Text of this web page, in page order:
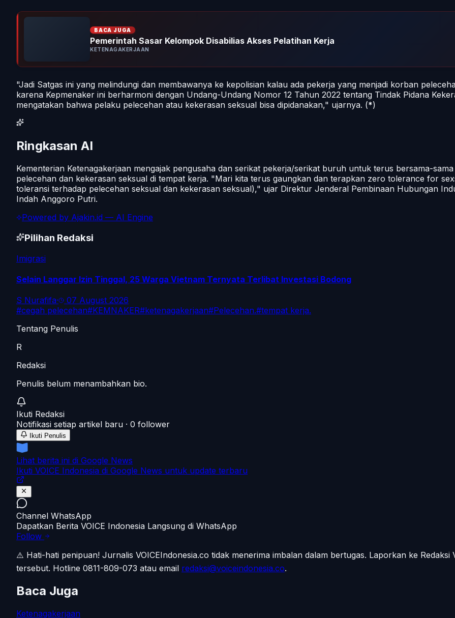
BACA JUGA
Pemerintah Sasar Kelompok Disabilias Akses Pelatihan Kerja
KETENAGAKERJAAN
"Jadi Satgas ini yang melindungi dan membawanya ke kepolisian kalau ada pekerja yang menjadi korban
karena Kepmenaker ini berharmoni dengan Undang-Undang Nomor 12 Tahun 2022 tentang Tindak Pidana
mengatakan bahwa pelaku pelecehan atau kekerasan seksual bisa dipidanakan," ujarnya. (*)
Ringkasan AI
Kementerian Ketenagakerjaan mengajak pengusaha dan serikat pekerja/serikat buruh untuk terus bersama-
pelecehan dan kekerasan seksual di tempat kerja. "Mari kita terus gaungkan dan terapkan zero tolerance for
toleransi terhadap pelecehan seksual dan kekerasan seksual)," ujar Direktur Jenderal Pembinaan Hubungan
Indah Anggoro Putri.
Powered by Ajakin.id — AI Engine
Pilihan Redaksi
Imigrasi
Selain Langgar Izin Tinggal, 25 Warga Vietnam Ternyata Terlibat Investasi Bodong
S Nurafifa·
07 August 2026
#cegah pelecehan#KEMNAKER#ketenagakerjaan#Pelecehan.#tempat kerja.
Tentang Penulis
R
Redaksi
Penulis belum menambahkan bio.
Ikuti Redaksi
Notifikasi setiap artikel baru · 0 follower
Ikuti Penulis
Lihat berita ini di Google News
Ikuti VOICE Indonesia di Google News untuk update terbaru
Channel WhatsApp
Dapatkan Berita VOICE Indonesia Langsung di WhatsApp
Follow
⚠️ Hati-hati penipuan! Jurnalis VOICEIndonesia.co tidak menerima imbalan dalam bertugas. Laporkan ke
tersebut. Hotline 0811-809-073 atau email redaksi@voiceindonesia.co.
Baca Juga
Ketenagakerjaan